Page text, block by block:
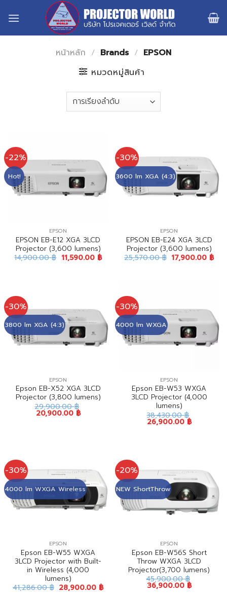
หน้าหลัก / Brands / EPSON
หมวดหมู่สินค้า
-22%
Hot!
EPSON
EPSON EB-E12 XGA 3LCD
Projector (3,600 lumens)
14,900.00฿ 11,590.00 ฿
-30%
3600 lm XGA (4:3)
EPSON
EPSON EB-E24 XGA 3LCD
Projector (3,600 lumens)
25,570.00฿ 17,900.00 ฿
-30%
3800 lm XGA (4:3)
EPSON
Epson EB-X52 XGA 3LCD
Projector (3,800 lumens)
29,900.00฿
20,900.00 ฿
-30%
4000 lm WXGA
EPSON
Epson EB-W53 WXGA
3LCD Projector (4,000
lumens)
38,430.00฿
26,900.00฿
-30%
4000 lm WXGA Wireless
EPSON
Epson EB-W55 WXGA
3LCD Projector with Built-
in Wireless (4,000
lumens)
41,286.00฿ 28,900.00 ฿
-20%
NEW ShortThrow
EPSON
Epson EB-W56S Short
Throw WXGA 3LCD
Projector(3,700 lumens)
45,900.00฿
36,900.00 ฿